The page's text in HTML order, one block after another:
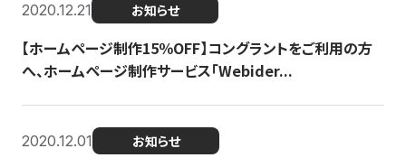
2020.12.21 お知らせ
【ホームページ制作15％OFF】コングラントをご利用の方
へ、ホームページ制作サービス「Webider...
2020.12.01 お知らせ